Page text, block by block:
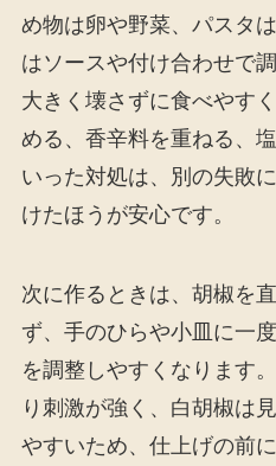
め物は卵や野菜、パスタ
はソースや付け合わせで
大きく壊さずに食べやす
める、香辛料を重ねる、
いった対処は、別の失敗
けたほうが安心です。
次に作るときは、胡椒を
ず、手のひらや小皿に一
を調整しやすくなります
り刺激が強く、白胡椒は
やすいため、仕上げの前